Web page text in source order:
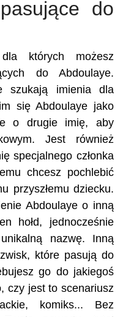
do
których możesz
do Abdoulaye.
szukają imienia dla
się Abdoulaye jako
o drugie imię, aby
Jest również
specjalnego członka
chcesz pochlebić
przyszłemu dziecku.
Abdoulaye o inną
hołd, jednocześnie
nazwę. Inną
które pasują do
go do jakiegoś
czy jest to scenariusz
komiks... Bez